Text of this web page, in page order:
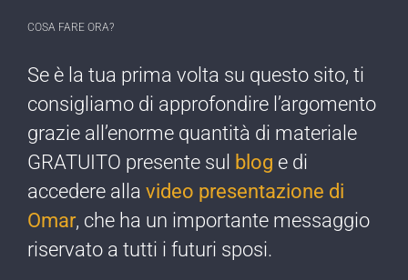
COSA FARE ORA?
Se è la tua prima ​volta su questo sito, ti
consigliamo di approfondire l’argomento
grazie all’enorme quantità di materiale
GRATUITO presente sul blog e di
accedere alla video presentazione di
Omar, che ha un importante messaggio
riservato a tutti i futuri sposi.